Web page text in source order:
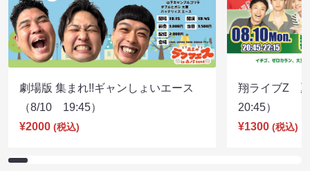
劇場版 集まれ!!ギャンしょいエース
（8/10 19:45）
¥2000 (税込)
翔ライブZ
20:45）
¥1300 (税込)